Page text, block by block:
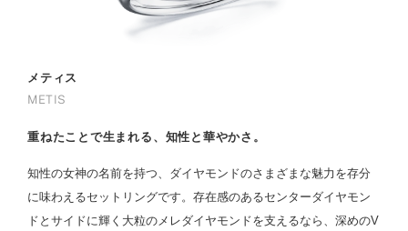
メティス
METIS
重ねたことで生まれる、知性と華やかさ。
知性の女神の名前を持つ、ダイヤモンドのさまざまな魅力を存分
に味わえるセットリングです。存在感のあるセンターダイヤモン
ドとサイドに輝く大粒のメレダイヤモンドを支えるなら、深めのV